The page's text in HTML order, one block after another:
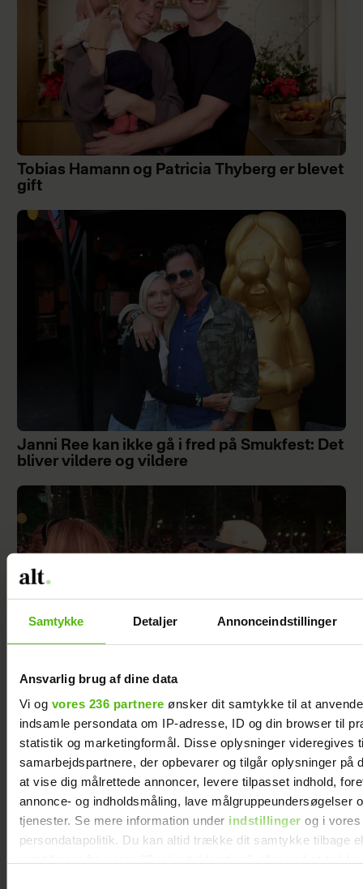
Samtykke Detaljer Annonceindstillinger
Ansvarlig brug af dine data
Vi og vores 236 partnere ønsker dit samtykke til at
indsamle persondata om IP-adresse, ID og din browser til
statistik og marketingformål. Disse oplysninger videregives
samarbejdspartnere, der opbevarer og tilgår oplysninger på
at vise dig målrettede annoncer, levere tilpasset indhold,
annonce- og indholdsmåling, lave målgruppeundersøgelser
tjenester. Se mere information under indstillinger og i vores
persondatapolitik. Du kan altid trække dit samtykke tilbage
Tobias Hamann og Patricia Thyberg er blevet
gift
Janni Ree kan ikke gå i fred på Smukfest: Det
bliver vildere og vildere
Tilbage i skoven: Kronprins Christian ses
stadig med Emma